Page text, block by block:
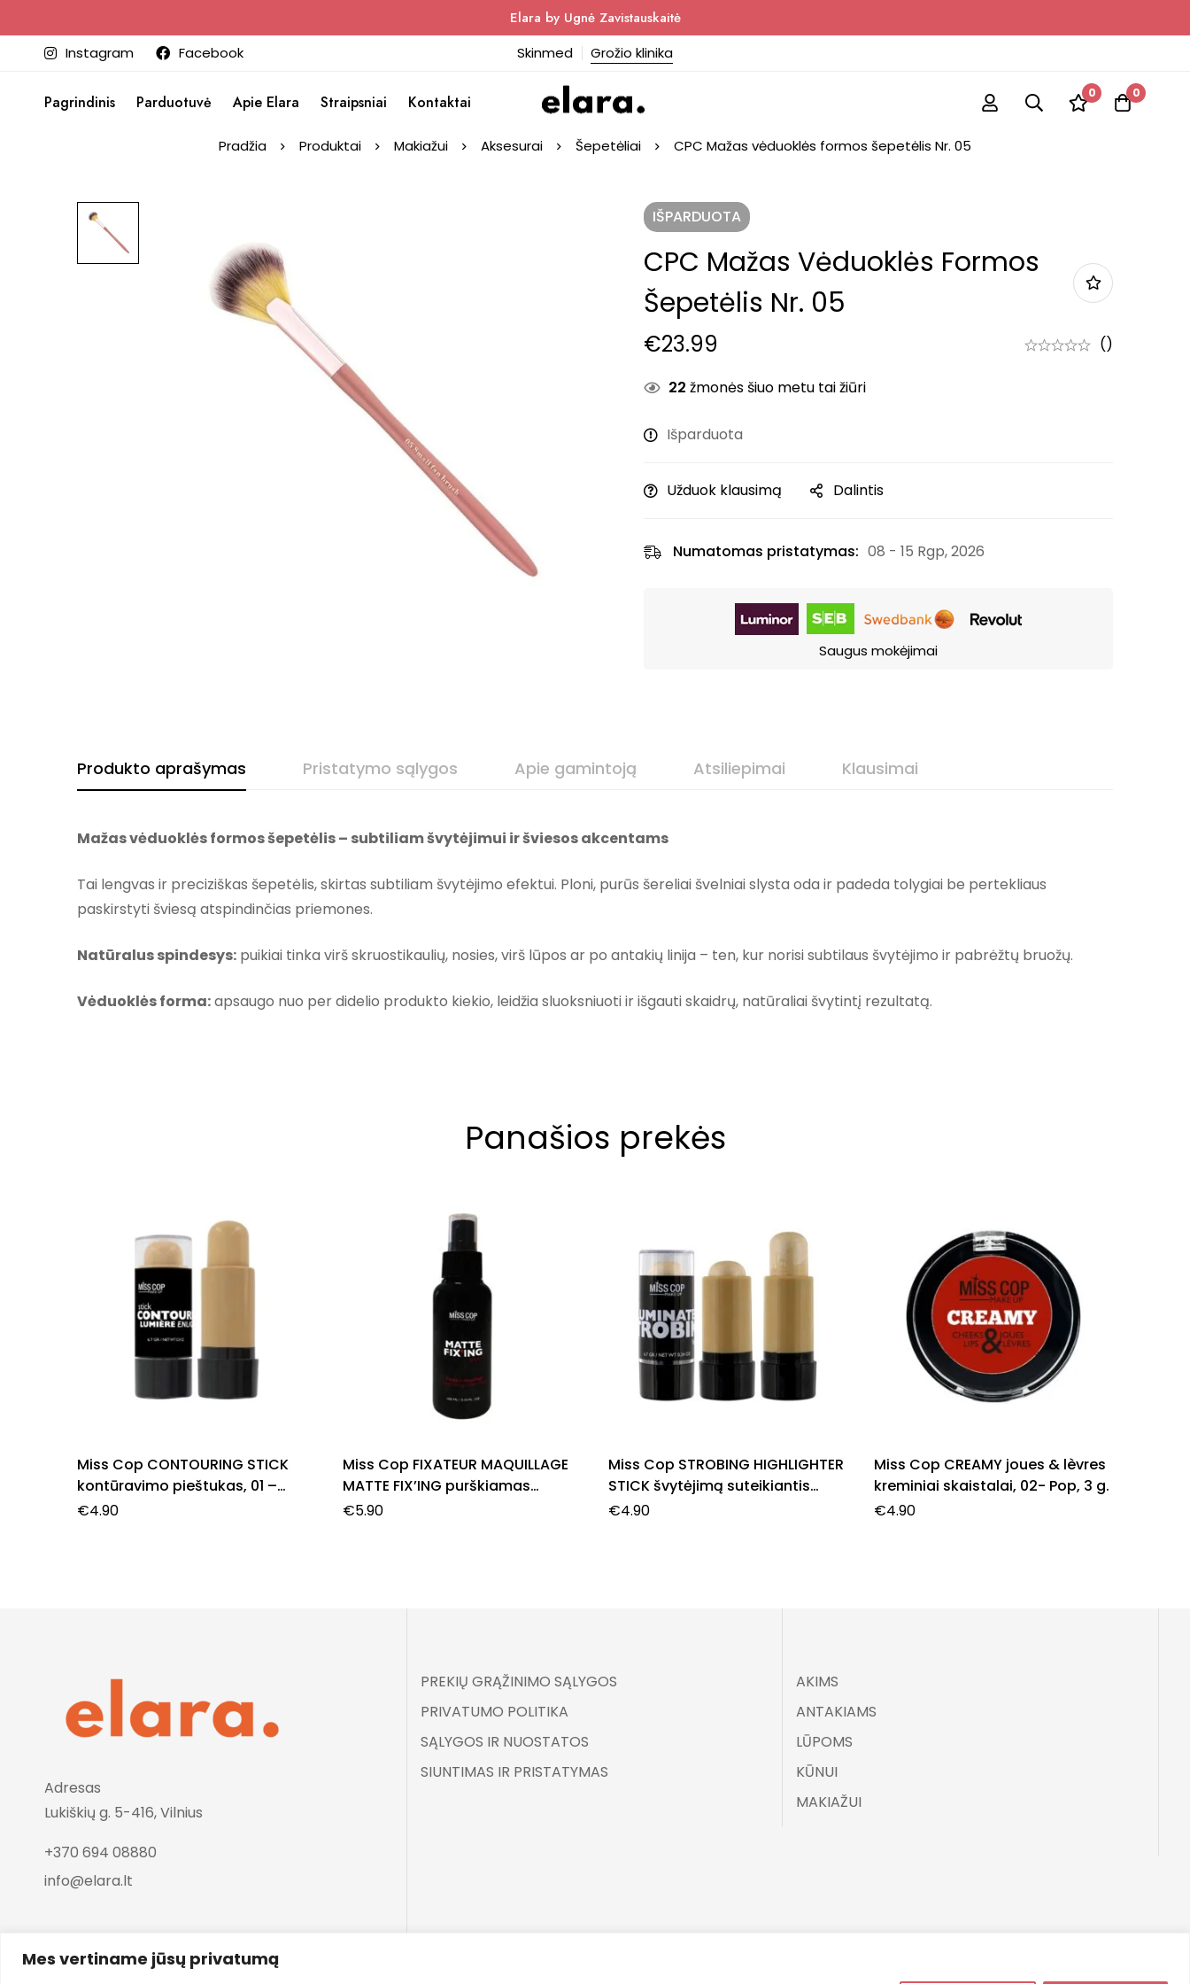
Mes vertiname jūsų privatumą
Elara by Ugnė Zavistauskaitė
Instagram Facebook Skinmed Grožio klinika
Pagrindinis Parduotuvė Apie Elara Straipsniai Kontaktai 0 0
Pradžia Produktai Makiažui Aksesurai Šepetėliai CPC Mažas vėduoklės formos šepetėlis Nr. 05
IŠPARDUOTA
CPC Mažas Vėduoklės Formos
Šepetėlis Nr. 05
€23.99 ()
22 žmonės šiuo metu tai žiūri
Išparduota
Užduok klausimą Dalintis
Numatomas pristatymas: 08 - 15 Rgp, 2026
Saugus mokėjimai
Produkto aprašymas Pristatymo sąlygos Apie gamintoją Atsiliepimai Klausimai
Mažas vėduoklės formos šepetėlis – subtiliam švytėjimui ir šviesos akcentams
Tai lengvas ir preciziškas šepetėlis, skirtas subtiliam švytėjimo efektui. Ploni, purūs šereliai švelniai slysta oda ir padeda tolygiai be pertekliaus
paskirstyti šviesą atspindinčias priemones.
Natūralus spindesys: puikiai tinka virš skruostikaulių, nosies, virš lūpos ar po antakių linija – ten, kur norisi subtilaus švytėjimo ir pabrėžtų bruožų.
Vėduoklės forma:apsaugo nuo per didelio produkto kiekio, leidžia sluoksniuoti ir išgauti skaidrų, natūraliai švytintį rezultatą.
Panašios prekės
Miss Cop CONTOURING STICK
kontūravimo pieštukas, 01 –
Lumière, 6,7 g.
€4.90
Miss Cop FIXATEUR MAQUILLAGE
MATTE FIX’ING purškiamas
makiažo fiksatorius, 100 ml.
€5.90
Miss Cop STROBING HIGHLIGHTER
STICK švytėjimą suteikiantis
pieštukas, 7,6 g.
€4.90
Miss Cop CREAMY joues & lèvres
kreminiai skaistalai, 02- Pop, 3 g.
€4.90
Adresas
Lukiškių g. 5-416, Vilnius
+370 694 08880
info@elara.lt
PREKIŲ GRĄŽINIMO SĄLYGOS
PRIVATUMO POLITIKA
SĄLYGOS IR NUOSTATOS
SIUNTIMAS IR PRISTATYMAS
AKIMS
ANTAKIAMS
LŪPOMS
KŪNUI
MAKIAŽUI